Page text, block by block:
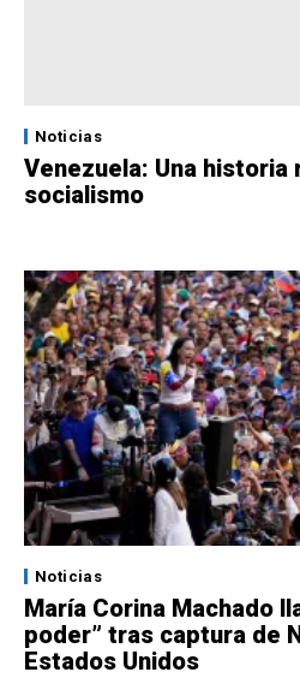
Noticias
Venezuela: Una historia
socialismo
Noticias
María Corina Machado
poder” tras captura de
Estados Unidos